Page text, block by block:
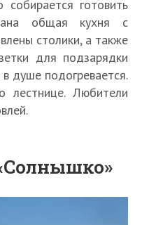
собирается готовить
общая кухня с
столики, а также
для подзарядки
душе подогревается.
лестнице. Любители